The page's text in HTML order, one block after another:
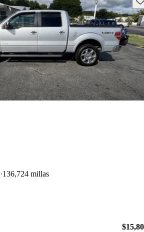
136,724 millas